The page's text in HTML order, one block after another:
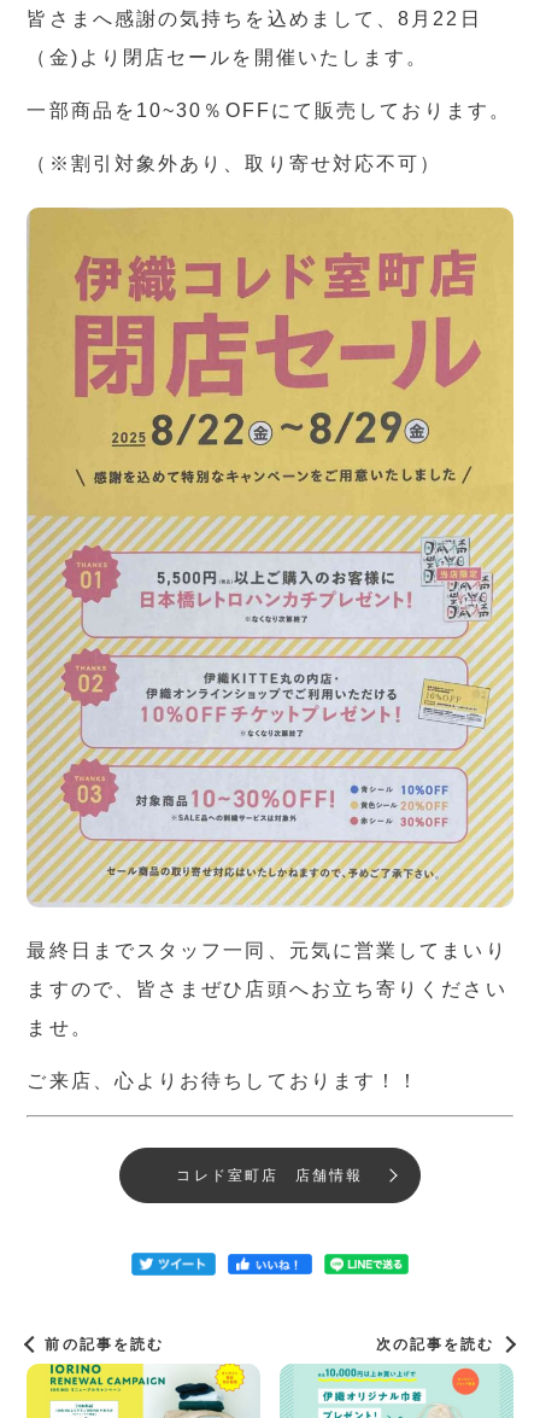
皆さまへ感謝の気持ちを込めまして、8月22日
（金)より閉店セールを開催いたします。
一部商品を10~30％OFFにて販売しております。
（※割引対象外あり、取り寄せ対応不可）
最終日までスタッフ一同、元気に営業してまいり
ますので、皆さまぜひ店頭へお立ち寄りください
ませ。
ご来店、心よりお待ちしております！！
コレド室町店 店舗情報
前の記事を読む 次の記事を読む